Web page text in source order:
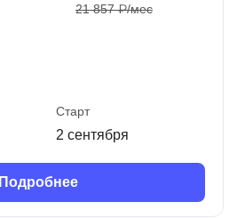
21 857 ₽/мес
Старт
2 сентября
Подробнее